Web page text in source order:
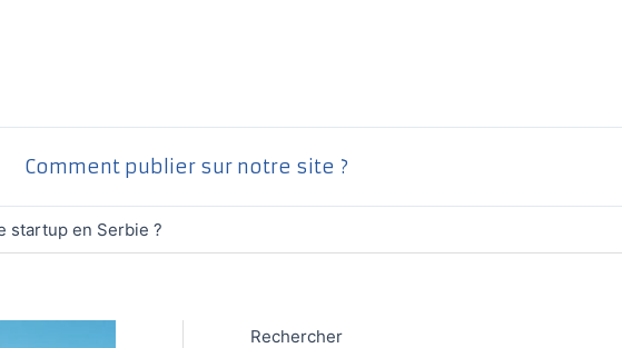
Comment publier sur notre site ?
startup en Serbie ?
Rechercher